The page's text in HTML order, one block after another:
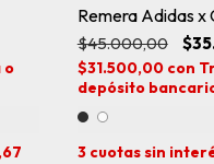
o
Remera Adidas x
$45.000,00
$31.500,00 con
depósito
3 cuotas sin